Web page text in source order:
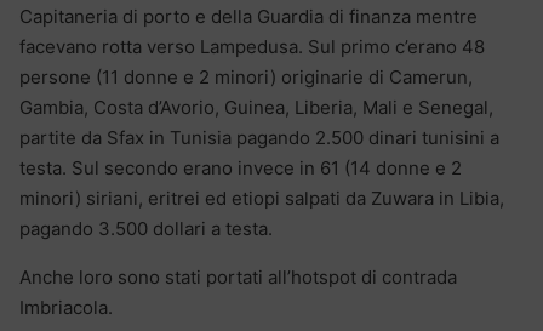
Capitaneria di porto e della Guardia di finanza mentre
facevano rotta verso Lampedusa. Sul primo c’erano 48
persone (11 donne e 2 minori) originarie di Camerun,
Gambia, Costa d’Avorio, Guinea, Liberia, Mali e Senegal,
partite da Sfax in Tunisia pagando 2.500 dinari tunisini a
testa. Sul secondo erano invece in 61 (14 donne e 2
minori) siriani, eritrei ed etiopi salpati da Zuwara in Libia,
pagando 3.500 dollari a testa.
Anche loro sono stati portati all’hotspot di contrada
Imbriacola.